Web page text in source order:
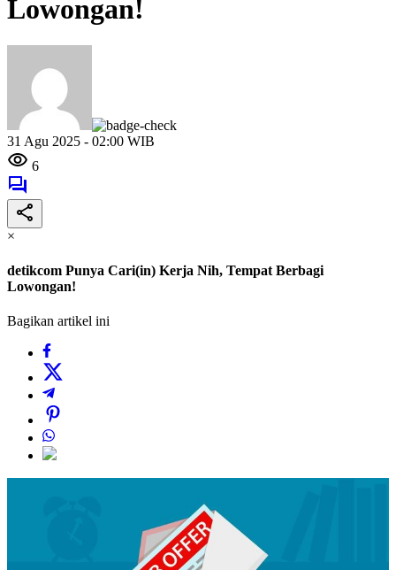
Lowongan!
31 Agu 2025 - 02:00 WIB
6
×
detikcom Punya Cari(in) Kerja Nih, Tempat Berbagi
Lowongan!
Bagikan artikel ini